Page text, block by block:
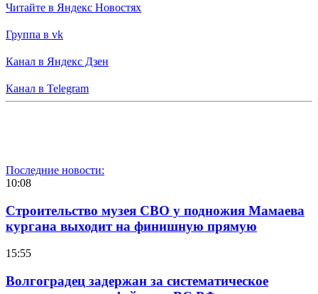
Читайте в Яндекс Новостях
Группа в vk
Канал в Яндекс Дзен
Канал в Telegram
Последние новости:
10:08
Строительство музея СВО у подножия Мамаева
кургана выходит на финишную прямую
15:55
Волгоградец задержан за систематическое